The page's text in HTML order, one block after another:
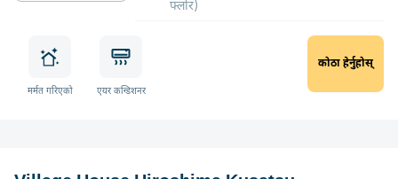
फ्लोर)
मर्मत गरिएको एयर कन्डिशनर
कोठा हेर्नुहोस्